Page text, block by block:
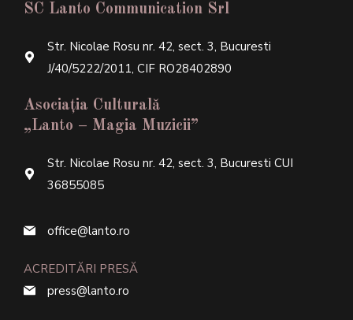
SC Lanto Communication Srl
Str. Nicolae Rosu nr. 42, sect. 3, Bucuresti
J/40/5222/2011, CIF RO28402890
Asociația Culturală
„Lanto – Magia Muzicii”
Str. Nicolae Rosu nr. 42, sect. 3, Bucuresti CUI
36855085
office@lanto.ro
ACREDITĂRI PRESĂ
press@lanto.ro